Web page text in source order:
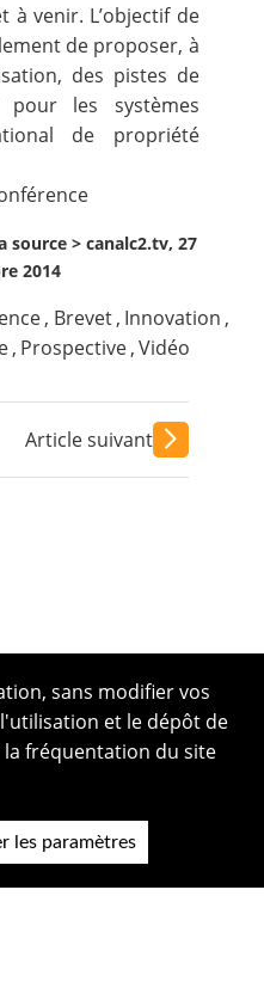
à venir. L’objectif de
de proposer, à
des pistes de
pour les systèmes
de propriété
source > canalc2.tv, 27
2014
, Brevet , Innovation ,
, Prospective,Vidéo
Article suivant
sans modifier vos
et le dépôt de
fréquentation du site
les paramètres